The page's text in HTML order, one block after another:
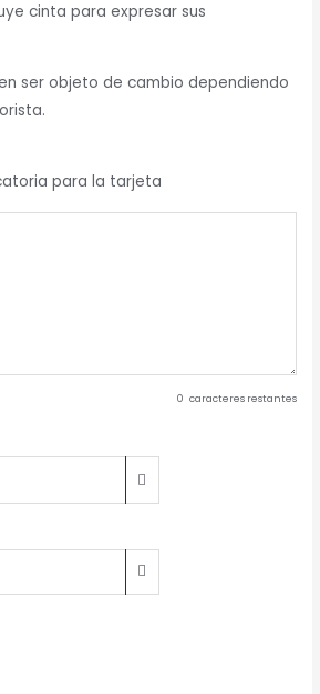
cinta para expresar sus
ser objeto de cambio dependiendo
para la tarjeta
0 caracteres restantes